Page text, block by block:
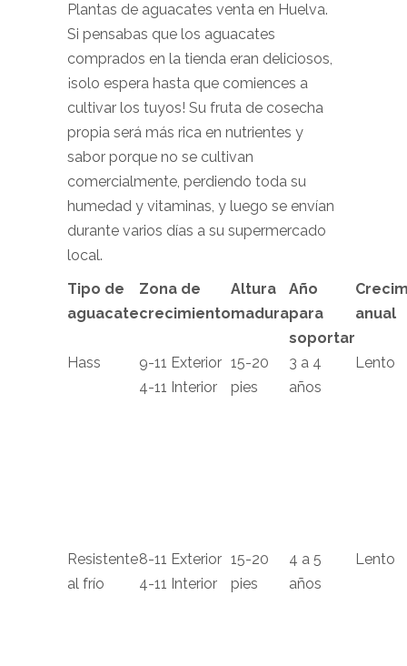
Plantas de aguacates venta en Huelva.
Si pensabas que los aguacates
comprados en la tienda eran deliciosos,
¡solo espera hasta que comiences a
cultivar los tuyos! Su fruta de cosecha
propia será más rica en nutrientes y
sabor porque no se cultivan
comercialmente, perdiendo toda su
humedad y vitaminas, y luego se envían
durante varios días a su supermercado
local.
Tipo de
aguacate
Zona de
crecimiento
Altura
madura
Año
para
soportar
anual
Hass
9-11 Exterior
4-11 Interior
15-20
pies
3 a 4
años
Lento
Resistente
al frío
8-11 Exterior
4-11 Interior
15-20
pies
4 a 5
años
Lento